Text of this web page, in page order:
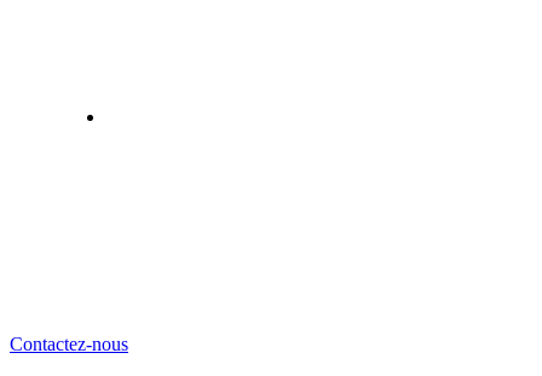
Contactez-nous